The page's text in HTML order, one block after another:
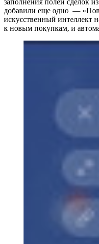
добавили еще одно —
искусственный интеллект
к новым покупкам, и